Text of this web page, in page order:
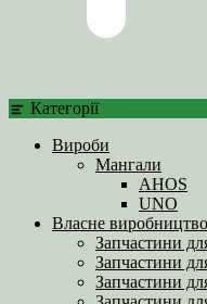
Категорії
Вироби
Мангали
AHOS
UNO
Власне виробництво
Запчастини
Запчастини
Запчастини